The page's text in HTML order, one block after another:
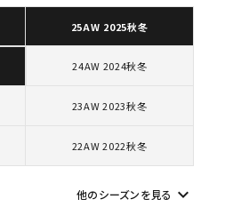
パーカー・クルーネック
バッグ
ボックスロゴ ブラックスウェット
ら探す
25AW 2025秋冬
24AW 2024秋冬
23AW 2023秋冬
22AW 2022秋冬
他のシーズンを見る keyboard_arrow_down